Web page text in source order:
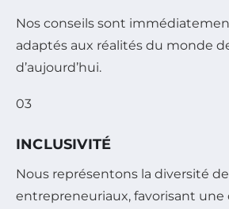
Nos conseils sont
adaptés aux réalités du monde
d’aujourd’hui.
03
INCLUSIVITÉ
Nous représentons la diversité
entrepreneuriaux, favorisant